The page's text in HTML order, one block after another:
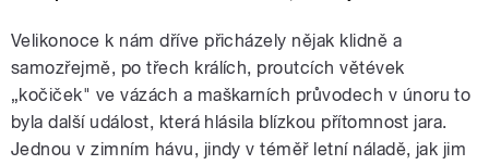
Velikonoce k nám dříve přicházely nějak klidně a
samozřejmě, po třech králích, proutcích větévek
„kočiček" ve vázách a maškarních průvodech v únoru to
byla další událost, která hlásila blízkou přítomnost jara.
Jednou v zimním hávu, jindy v téměř letní náladě, jak jim